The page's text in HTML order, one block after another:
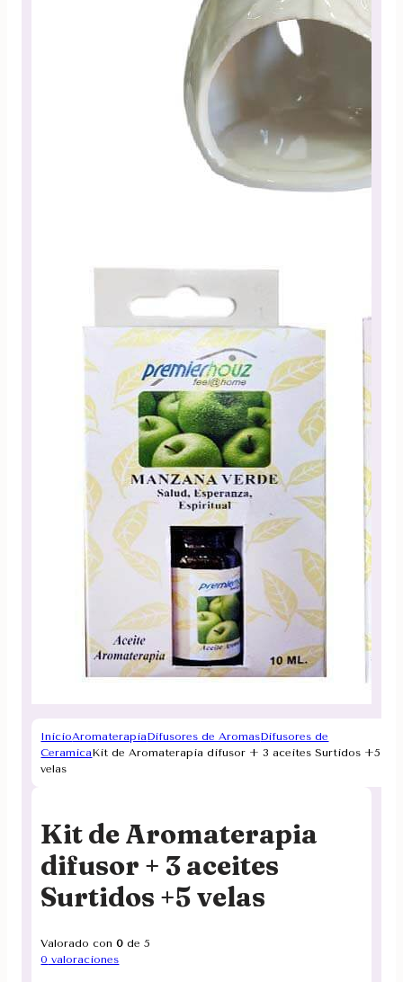
InicioAromaterapiaDifusores de AromasDifusores de
CeramicaKit de Aromaterapia difusor + 3 aceites Surtidos +5
velas
Kit de Aromaterapia
difusor + 3 aceites
Surtidos +5 velas
Valorado con0 de 5
0 valoraciones